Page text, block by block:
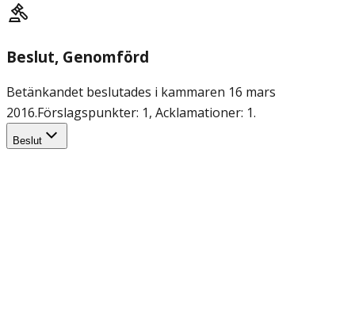
Beslut, Genomförd
Betänkandet beslutades i kammaren 16 mars
2016.Förslagspunkter: 1, Acklamationer: 1.
Beslut